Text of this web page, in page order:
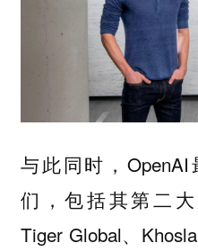
与此同时，
们，包括其第二大
Tiger Global、